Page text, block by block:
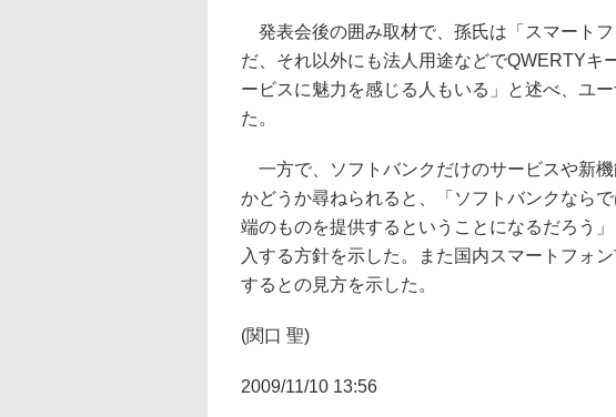
発表会後の囲み取材で、孫氏は「スマート
だ、それ以外にも法人用途などでQWERTYキ
ービスに魅力を感じる人もいる」と述べ、ユ
た。
一方で、ソフトバンクだけのサービスや新
かどうか尋ねられると、「ソフトバンクなら
端のものを提供するということになるだろう
入する方針を示した。また国内スマートフォ
するとの見方を示した。
(関口 聖)
2009/11/10 13:56